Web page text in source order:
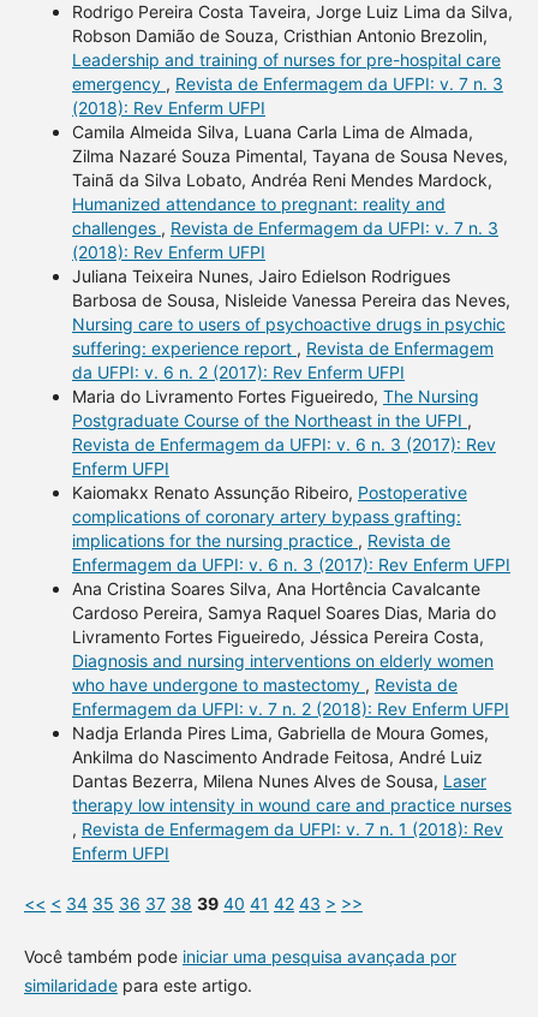
Rodrigo Pereira Costa Taveira, Jorge Luiz Lima da Silva,
Robson Damião de Souza, Cristhian Antonio Brezolin,
Leadership and training of nurses for pre-hospital care
emergency , Revista de Enfermagem da UFPI: v. 7 n. 3
(2018): Rev Enferm UFPI
Camila Almeida Silva, Luana Carla Lima de Almada,
Zilma Nazaré Souza Pimental, Tayana de Sousa Neves,
Tainã da Silva Lobato, Andréa Reni Mendes Mardock,
Humanized attendance to pregnant: reality and
challenges , Revista de Enfermagem da UFPI: v. 7 n. 3
(2018): Rev Enferm UFPI
Juliana Teixeira Nunes, Jairo Edielson Rodrigues
Barbosa de Sousa, Nisleide Vanessa Pereira das Neves,
Nursing care to users of psychoactive drugs in psychic
suffering: experience report , Revista de Enfermagem
da UFPI: v. 6 n. 2 (2017): Rev Enferm UFPI
Maria do Livramento Fortes Figueiredo, The Nursing
Postgraduate Course of the Northeast in the UFPI ,
Revista de Enfermagem da UFPI: v. 6 n. 3 (2017): Rev
Enferm UFPI
Kaiomakx Renato Assunção Ribeiro, Postoperative
complications of coronary artery bypass grafting:
implications for the nursing practice , Revista de
Enfermagem da UFPI: v. 6 n. 3 (2017): Rev Enferm UFPI
Ana Cristina Soares Silva, Ana Hortência Cavalcante
Cardoso Pereira, Samya Raquel Soares Dias, Maria do
Livramento Fortes Figueiredo, Jéssica Pereira Costa,
Diagnosis and nursing interventions on elderly women
who have undergone to mastectomy , Revista de
Enfermagem da UFPI: v. 7 n. 2 (2018): Rev Enferm UFPI
Nadja Erlanda Pires Lima, Gabriella de Moura Gomes,
Ankilma do Nascimento Andrade Feitosa, André Luiz
Dantas Bezerra, Milena Nunes Alves de Sousa, Laser
therapy low intensity in wound care and practice nurses
, Revista de Enfermagem da UFPI: v. 7 n. 1 (2018): Rev
Enferm UFPI
<< < 34 35 36 37 38 39 40 41 42 43 > >>
Você também pode iniciar uma pesquisa avançada por
similaridadepara este artigo.